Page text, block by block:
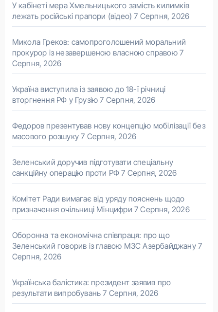
У кабінеті мера Хмельницького замість килимків
лежать російські прапори (відео) 7 Серпня, 2026
Микола Греков: самопроголошений моральний
прокурор із незавершеною власною справою 7
Серпня, 2026
Україна виступила із заявою до 18-ї річниці
вторгнення РФ у Грузію 7 Серпня, 2026
Федоров презентував нову концепцію мобілізації без
масового розшуку 7 Серпня, 2026
Зеленський доручив підготувати спеціальну
санкційну операцію проти РФ 7 Серпня, 2026
Комітет Ради вимагає від уряду пояснень щодо
призначення очільниці Мінцифри 7 Серпня, 2026
Оборонна та економічна співпраця: про що
Зеленський говорив із главою МЗС Азербайджану 7
Серпня, 2026
Українська балістика: президент заявив про
результати випробувань 7 Серпня, 2026